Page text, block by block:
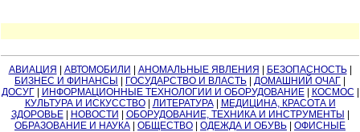
АВИАЦИЯ АВТОМОБИЛИ АНОМАЛЬНЫЕ ЯВЛЕНИЯ БЕЗОПАСНОСТЬ|
БИЗНЕС И ФИНАНСЫ
ГОСУДАРСТВО И ВЛАСТЬ ДОМАШНИЙ ОЧАГ
ДОСУГ| ИНФОРМАЦИОННЫЕ ТЕХНОЛОГИИ И ОБОРУДОВАНИЕ| КОСМОС
КУЛЬТУРА И ИСКУССТВО| ЛИТЕРАТУРА|
МЕДИЦИНА, КРАСОТА И
ЗДОРОВЬЕ| НОВОСТИ ОБОРУДОВАНИЕ, ТЕХНИКА И ИНСТРУМЕНТЫ
ОБРАЗОВАНИЕ И НАУКА
ОБЩЕСТВО ОДЕЖДА И ОБУВЬ
ОФИСНЫЕ